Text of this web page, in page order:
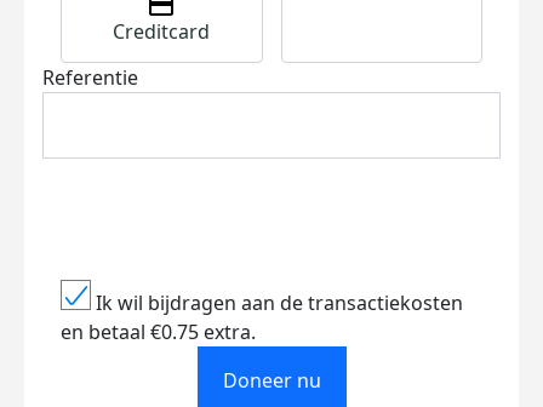
Creditcard
Referentie
Ik wil bijdragen aan de transactiekosten
en betaal €0.75 extra.
Doneer nu